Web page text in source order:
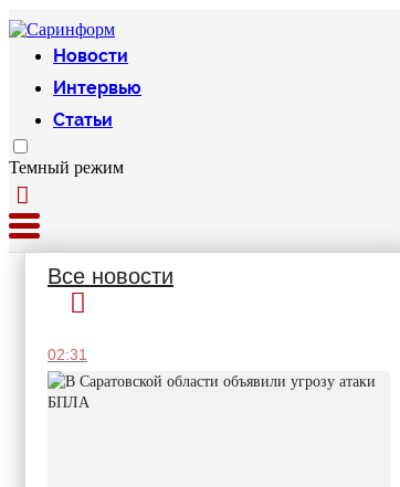
Новости
Интервью
Статьи
Темный режим
Все новости
02:31